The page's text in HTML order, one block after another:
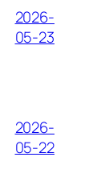
2026-
05-23
2026-
05-22